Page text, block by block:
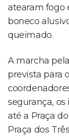
atearam fogo
boneco
queimado.
A marcha
prevista para
segurança,
até a Praça
Praça dos